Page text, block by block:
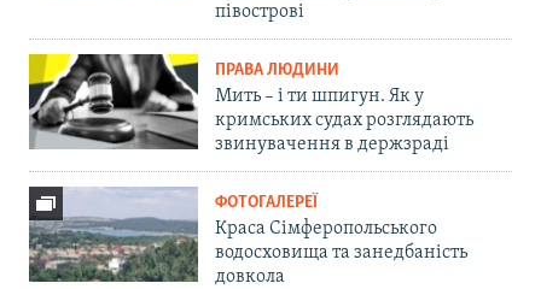
півострові
ПРАВА ЛЮДИНИ
Мить – і ти шпигун. Як у
кримських судах розглядають
звинувачення в держзраді
ФОТОГАЛЕРЕЇ
Краса Сімферопольського
водосховища та занедбаність
довкола